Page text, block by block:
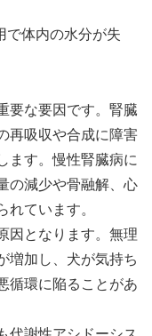
で体内の水分が失
要な要因です。腎臓
再吸収や合成に障害
ます。慢性腎臓病に
の減少や骨融解、心
ています。
因となります。無理
増加し、犬が気持ち
循環に陥ることがあ